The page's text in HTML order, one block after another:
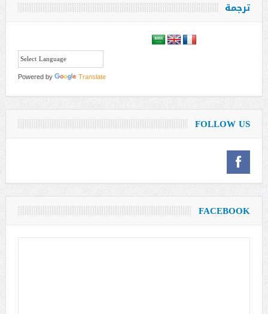
ترجمة
Powered by Translate
FOLLOW US
FACEBOOK